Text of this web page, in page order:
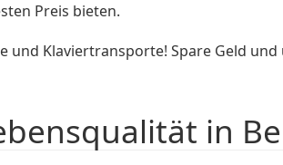
Preis bieten.
Klaviertransporte! Spare Geld
in